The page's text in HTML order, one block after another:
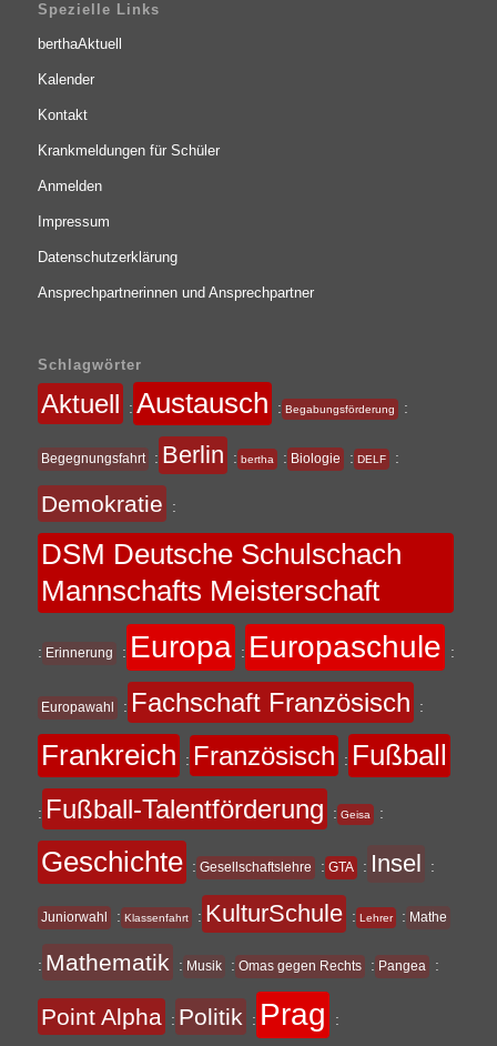
Spezielle Links
berthaAktuell
Kalender
Kontakt
Krankmeldungen für Schüler
Anmelden
Impressum
Datenschutzerklärung
Ansprechpartnerinnen und Ansprechpartner
Schlagwörter
Aktuell : Austausch : Begabungsförderung :
Begegnungsfahrt : Berlin : bertha : Biologie : DELF :
Demokratie :
DSM Deutsche Schulschach
Mannschafts Meisterschaft
: Erinnerung : Europa : Europaschule :
Europawahl : Fachschaft Französisch :
Frankreich : Französisch : Fußball
: Fußball-Talentförderung : Geisa :
Geschichte : Gesellschaftslehre : GTA : Insel :
Juniorwahl : Klassenfahrt : KulturSchule : Lehrer : Mathe
: Mathematik : Musik : Omas gegen Rechts : Pangea :
Point Alpha : Politik : Prag :